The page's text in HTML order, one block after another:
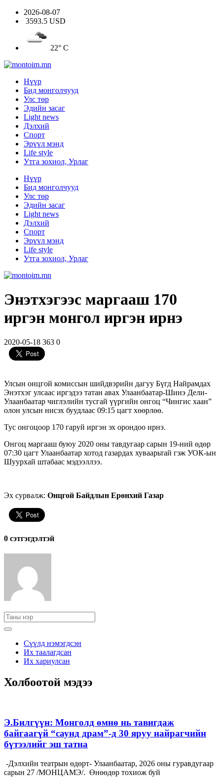
2026-08-07
3593.5 USD
22° C
Нүүр
Бид монголчууд
Улс төр
Эдийн засаг
Light news
Дэлхий
Спорт
Эрүүл мэнд
Life style
Утга зохиол, Урлаг
Нүүр
Бид монголчууд
Улс төр
Эдийн засаг
Light news
Дэлхий
Спорт
Эрүүл мэнд
Life style
Утга зохиол, Урлаг
Энэтхэгээс маргааш 170
иргэн монгол иргэн ирнэ
2020-05-18 363 0
Улсын онцгой комиссын шийдвэрийн дагуу Бүгд Найрамдах
Энэтхэг улсаас иргэдээ татан авах Улаанбаатар-Шинэ Дели-
Улаанбаатар чиглэлийн тусгай үүргийн онгоц “Чингис хаан”
олон улсын нисэх буудлаас 09:15 цагт хөөрлөө.
Тус онгоцоор 170 гаруй иргэн эх орондоо ирнэ.
Онгоц маргааш буюу 2020 оны тавдугаар сарын 19-ний өдөр
07:30 цагт Улаанбаатар хотод газардах хуваарьтай гэж УОК-ын
Шуурхай штабаас мэдээллээ.
Эх сурвалж: Онцгой Байдлын Ерөнхий Газар
0 cэтгэгдэлтэй
Сүүлд нэмэгдсэн
Их таалагдсан
Их хариулсан
Холбоотой мэдээ
Э.Билгүүн: Монголд өмнө нь тавигдаж
байгаагүй “саунд драм”-д 30 яруу найрагчийн
бүтээлийг эш татна
-Дэлхийн театрын өдөрт- Улаанбаатар, 2026 оны гуравдугаар
сарын 27 /МОНЦАМЭ/. Өнөөдөр тохиож буй